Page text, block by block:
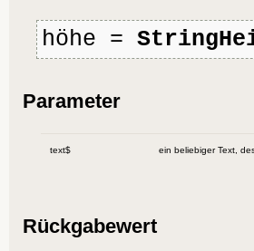
höhe =
Parameter
text$ ein beliebiger Text,
Rückgabewert